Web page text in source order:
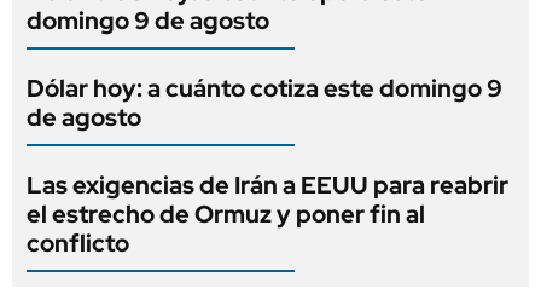
domingo 9 de agosto
Dólar hoy: a cuánto cotiza este domingo 9
de agosto
Las exigencias de Irán a EEUU para reabrir
el estrecho de Ormuz y poner fin al
conflicto